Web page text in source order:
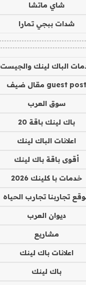
شاي ماتشا
شدات ببجي تمارا
الباك لينك والجيست
guest post مقال ضيف
سوق العرب
باك لينك باقة 20
اعلانات الباك لينك
أقوى باقة باك لينك
خدمات با كلينك 2026
تجاربنا تجارب الحياه
ديوان العرب
مشاريع
اعلانات باك لينك
باك لينك